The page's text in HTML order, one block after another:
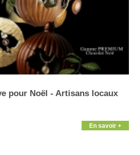
pour Noël - Artisans locaux
En savoir +